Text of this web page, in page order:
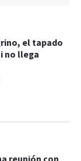
el tapado
no llega